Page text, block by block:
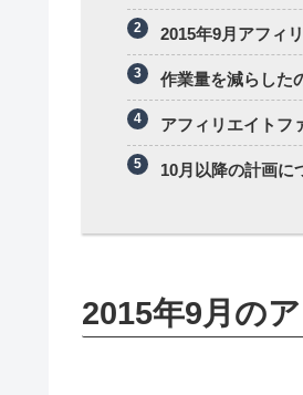
2015年9月アフィ
作業量を減らした
アフィリエイトフ
10月以降の計画に
2015年9月の